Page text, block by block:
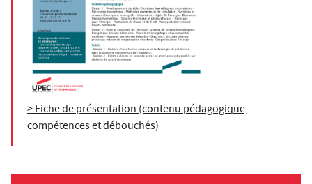
> Fiche de présentation (contenu pédagogique,
compétences et débouchés)